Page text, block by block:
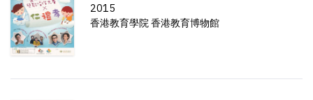
2015
香港教育學院 香港教育博物館